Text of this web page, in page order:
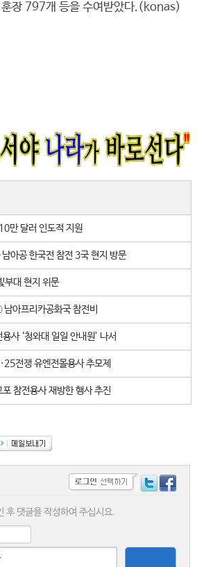
장 797개 등을 수여받았다.(konas)
만 달러 인도적 지원
아공 한국전 참전 3국 현지 방문
부대 현지 위문
남아프리카공화국 참전비
사 ‘청와대 일일 안내원’ 나서
전쟁 유엔전몰용사 추모제
참전용사 재방한 행사 추진
후 댓글을 작성하여 주십시요.